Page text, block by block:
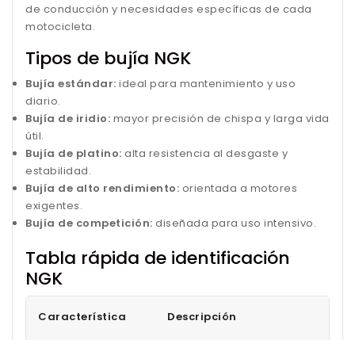
de conducción y necesidades específicas de cada
motocicleta.
Tipos de bujía NGK
Bujía estándar: ideal para mantenimiento y uso
diario.
Bujía de iridio: mayor precisión de chispa y larga vida
útil.
Bujía de platino: alta resistencia al desgaste y
estabilidad.
Bujía de alto rendimiento: orientada a motores
exigentes.
Bujía de competición: diseñada para uso intensivo.
Tabla rápida de identificación
NGK
Característica Descripción